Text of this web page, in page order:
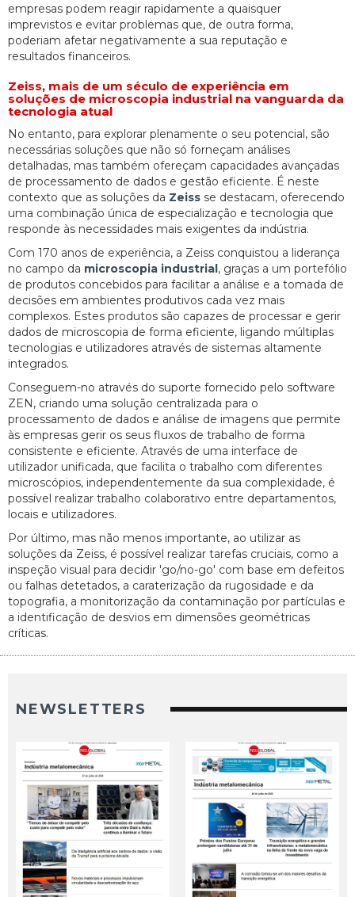
empresas podem reagir rapidamente a quaisquer
imprevistos e evitar problemas que, de outra forma,
poderiam afetar negativamente a sua reputação e
resultados financeiros.
Zeiss, mais de um século de experiência em
soluções de microscopia industrial na vanguarda da
tecnologia atual
No entanto, para explorar plenamente o seu potencial, são
necessárias soluções que não só forneçam análises
detalhadas, mas também ofereçam capacidades avançadas
de processamento de dados e gestão eficiente. É neste
contexto que as soluções da Zeiss se destacam, oferecendo
uma combinação única de especialização e tecnologia que
responde às necessidades mais exigentes da indústria.
Com 170 anos de experiência, a Zeiss conquistou a liderança
no campo da microscopia industrial , graças a um portefólio
de produtos concebidos para facilitar a análise e a tomada de
decisões em ambientes produtivos cada vez mais
complexos. Estes produtos são capazes de processar e gerir
dados de microscopia de forma eficiente, ligando múltiplas
tecnologias e utilizadores através de sistemas altamente
integrados.
Conseguem-no através do suporte fornecido pelo software
ZEN, criando uma solução centralizada para o
processamento de dados e análise de imagens que permite
às empresas gerir os seus fluxos de trabalho de forma
consistente e eficiente. Através de uma interface de
utilizador unificada, que facilita o trabalho com diferentes
microscópios, independentemente da sua complexidade, é
possível realizar trabalho colaborativo entre departamentos,
locais e utilizadores.
Por último, mas não menos importante, ao utilizar as
soluções da Zeiss, é possível realizar tarefas cruciais, como a
inspeção visual para decidir 'go/no-go' com base em defeitos
ou falhas detetados, a caraterização da rugosidade e da
topografia, a monitorização da contaminação por partículas e
a identificação de desvios em dimensões geométricas
críticas.
NEWSLETTERS